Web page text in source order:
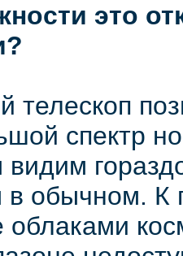
это
телескоп
спектр
в обычном. К
облаками